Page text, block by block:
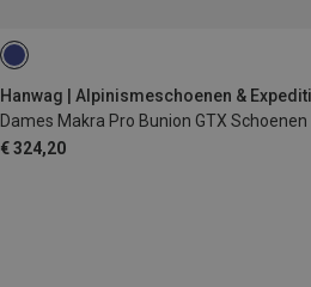
Dames Makra Pro Bunion GTX Schoenen
€ 324,20